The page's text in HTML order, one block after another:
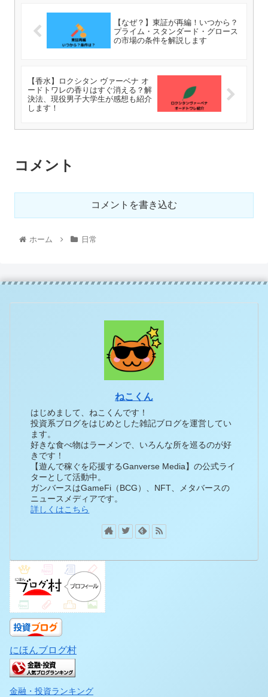
【なぜ？】東証が再編！いつから？
プライム・スタンダード・グロース
の市場の条件を解説します
【香水】ロクシタン ヴァーベナ オ
ードトワレの香りはすぐ消える？解
決法、現役男子大学生が感想も紹介
します！
コメント
コメントを書き込む
ホーム 日常
ねこくん
はじめまして、ねこくんです！
投資系ブログをはじめとした雑記ブログを運営してい
ます。
好きな食べ物はラーメンで、いろんな所を巡るのが好
きです！
【遊んで稼ぐを応援するGanverse Media】の公式ライ
ターとして活動中。
ガンバースはGameFi（BCG）、NFT、メタバースの
ニュースメディアです。
詳しくはこちら
にほんブログ村
金融・投資ランキング